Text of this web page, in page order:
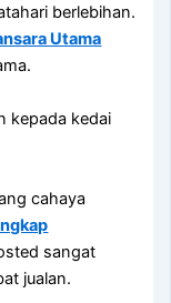
berlebihan.
Utama
kepada kedai
cahaya
sangat
jualan.